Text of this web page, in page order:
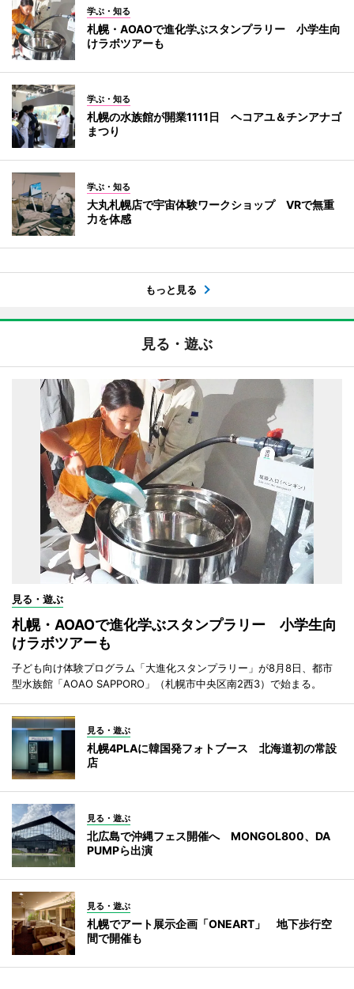
学ぶ・知る
札幌・AOAOで進化学ぶスタンプラリー 小学生向
けラボツアーも
学ぶ・知る
札幌の水族館が開業1111日 ヘコアユ＆チンアナゴ
まつり
学ぶ・知る
大丸札幌店で宇宙体験ワークショップ VRで無重
力を体感
もっと見る
見る・遊ぶ
見る・遊ぶ
札幌・AOAOで進化学ぶスタンプラリー 小学生向
けラボツアーも
子ども向け体験プログラム「大進化スタンプラリー」が8月8日、都市
型水族館「AOAO SAPPORO」（札幌市中央区南2西3）で始まる。
見る・遊ぶ
札幌4PLAに韓国発フォトブース 北海道初の常設
店
見る・遊ぶ
北広島で沖縄フェス開催へ MONGOL800、DA
PUMPら出演
見る・遊ぶ
札幌でアート展示企画「ONEART」 地下歩行空
間で開催も